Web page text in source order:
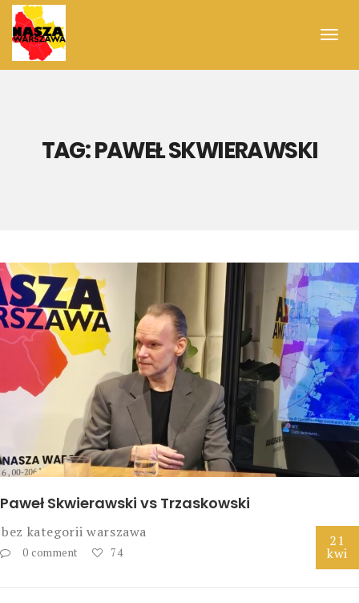
TAG:PAWEŁ SKWIERAWSKI
Paweł Skwierawski vs Trzaskowski
bez kategorii warszawa
0 comment 74
21
kwi